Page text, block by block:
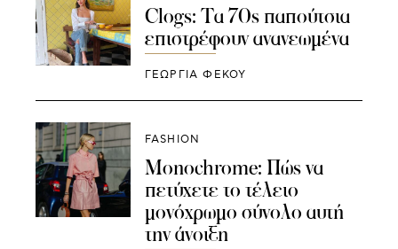
Clogs: Τα 70s παπούτσια
επιστρέφουν ανανεωμένα
ΓΕΩΡΓΙΑ ΦΕΚΟΥ
FASHION
Monochrome: Πώς να
πετύχετε το τέλειο
μονόχρωμο σύνολο αυτή
την άνοιξη